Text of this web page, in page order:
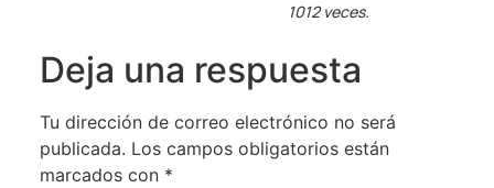
1012 veces.
Deja una respuesta
Tu dirección de correo electrónico no será
publicada. Los campos obligatorios están
marcados con *